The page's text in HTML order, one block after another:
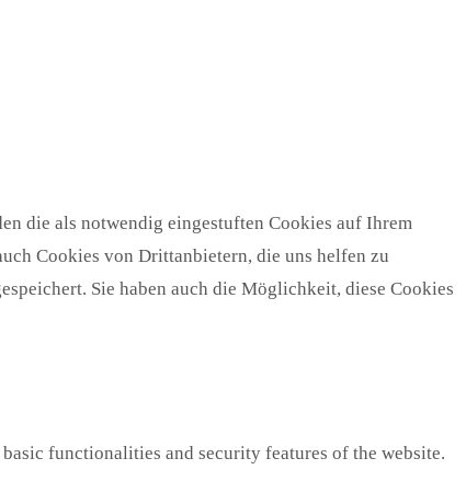
die als notwendig eingestuften Cookies auf Ihrem
Cookies von Drittanbietern, die uns helfen zu
Sie haben auch die Möglichkeit, diese Cookies
functionalities and security features of the website.